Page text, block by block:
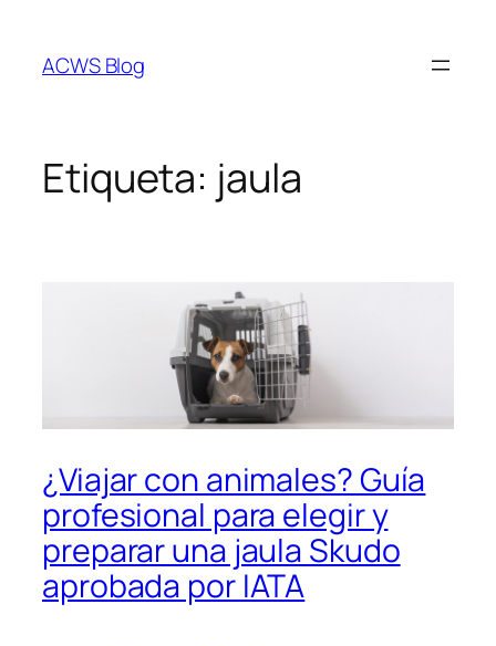
contenido
ACWS Blog
Etiqueta: jaula
¿Viajar con animales? Guía
profesional para elegir y
preparar una jaula Skudo
aprobada por IATA